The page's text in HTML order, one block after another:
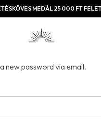
MEDÁL 25 000 FT
new password via email.